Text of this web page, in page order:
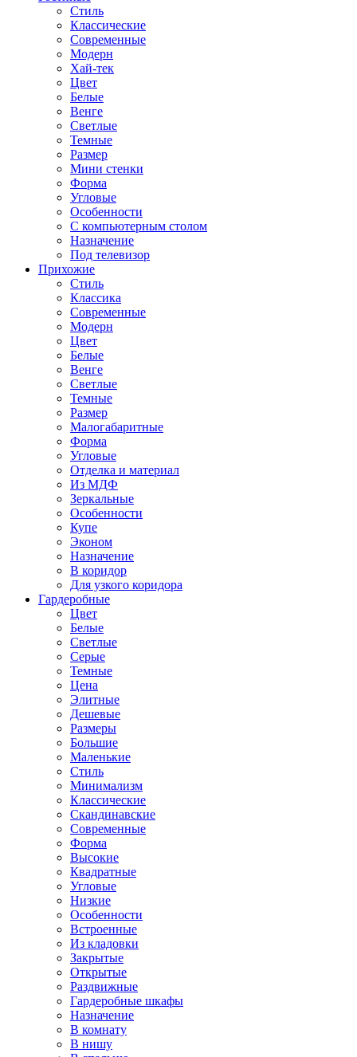
Стиль
Классические
Современные
Модерн
Хай-тек
Цвет
Белые
Венге
Светлые
Темные
Размер
Мини стенки
Форма
Угловые
Особенности
С компьютерным столом
Назначение
Под телевизор
Прихожие
Стиль
Классика
Современные
Модерн
Цвет
Белые
Венге
Светлые
Темные
Размер
Малогабаритные
Форма
Угловые
Отделка и материал
Из МДФ
Зеркальные
Особенности
Купе
Эконом
Назначение
В коридор
Для узкого коридора
Гардеробные
Цвет
Белые
Светлые
Серые
Темные
Цена
Элитные
Дешевые
Размеры
Большие
Маленькие
Стиль
Минимализм
Классические
Скандинавские
Современные
Форма
Высокие
Квадратные
Угловые
Низкие
Особенности
Встроенные
Из кладовки
Закрытые
Открытые
Раздвижные
Гардеробные шкафы
Назначение
В комнату
В нишу